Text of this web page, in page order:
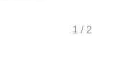
1 / 2